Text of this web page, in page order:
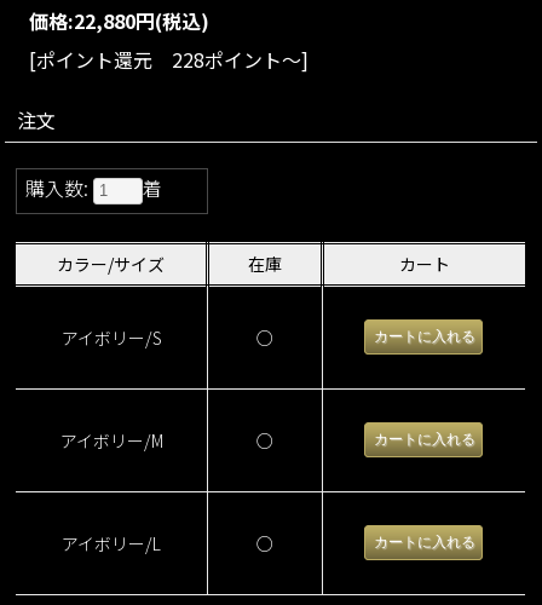
size：S/M/L color：アイボリー/モカベージュ
価格:22,880円(税込)
[ポイント還元 228ポイント～]
注文
購入数: 着
カラー/サイズ 在庫 カート
アイボリー/S ○
アイボリー/M ○
アイボリー/L ○